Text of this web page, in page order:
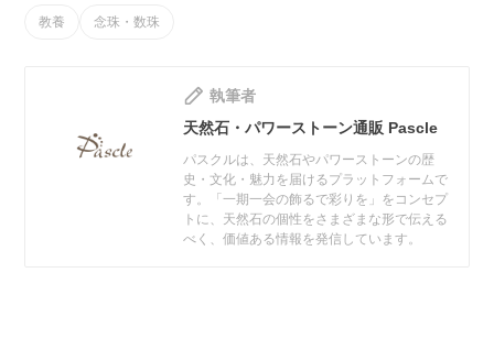
教養 念珠・数珠
執筆者
天然石・パワーストーン通販 Pascle
パスクルは、天然石やパワーストーンの歴
史・文化・魅力を届けるプラットフォームで
す。「一期一会の飾るで彩りを」をコンセプ
トに、天然石の個性をさまざまな形で伝える
べく、価値ある情報を発信しています。